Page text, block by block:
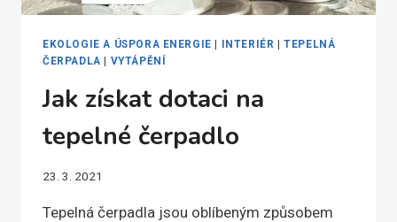
EKOLOGIE A ÚSPORA ENERGIE INTERIÉR |TEPELNÁ
ČERPADLA
VYTÁPĚNÍ
Jak získat dotaci na
tepelné čerpadlo
23. 3. 2021
Tepelná čerpadla jsou oblíbeným způsobem